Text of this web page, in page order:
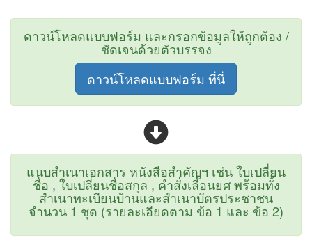
ดาวน์โหลดแบบฟอร์ม และกรอกข้อมูลให้ถูกต้อง /
ชัดเจนด้วยตัวบรรจง
ดาวน์โหลดแบบฟอร์ม ที่นี่
แนบสำเนาเอกสาร หนังสือสำคัญฯ เช่น ใบเปลี่ยน
ชื่อ , ใบเปลี่ยนชื่อสกุล , คำสั่งเลื่อนยศ พร้อมทั้ง
สำเนาทะเบียนบ้านและสำเนาบัตรประชาชน
จำนวน 1 ชุด (รายละเอียดตาม ข้อ 1 และ ข้อ 2)